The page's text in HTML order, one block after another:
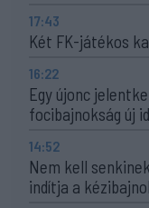
17:43
Két FK-játékos
16:22
Egy újonc
focibajnokság új
14:52
Nem kell
indítja a